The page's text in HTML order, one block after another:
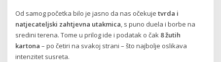
Od samog početka bilo je jasno da nas očekujetvrda i
natjecateljski zahtjevna utakmica, s puno duela i borbe na
sredini terena. Tome u prilog ide i podatak o čak 8 žutih
kartona – po četiri na svakoj strani – što najbolje oslikava
intenzitet susreta.